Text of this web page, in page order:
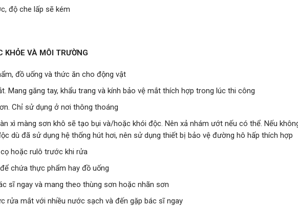
độ che lấp sẽ kém
VÀ MÔI TRƯỜNG
đồ uống và thức ăn cho động vật
Mang găng tay, khẩu trang và kính bảo vệ mắt thích hợp trong lúc thi công
Chỉ sử dụng ở nơi thông thoáng
xì màng sơn khô sẽ tạo bụi và/hoặc khói độc. Nên xả nhám ướt nếu có thể. Nếu
dù đã sử dụng hệ thống hút hơi, nên sử dụng thiết bị bảo vệ đường hô hấp thích hợp
hoặc rulô trước khi rửa
chứa thực phẩm hay đồ uống
sĩ ngay và mang theo thùng sơn hoặc nhãn sơn
rửa mắt với nhiều nước sạch và đến gặp bác sĩ ngay